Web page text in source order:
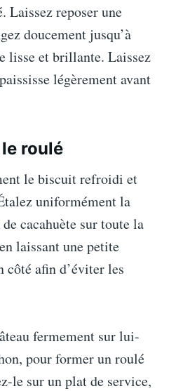
Laissez reposer une
doucement jusqu’à
lisse et brillante. Laissez
légèrement avant
roulé
le biscuit refroidi et
uniformément la
cacahuète sur toute la
laissant une petite
afin d’éviter les
fermement sur lui-
pour former un roulé
le sur un plat de service,